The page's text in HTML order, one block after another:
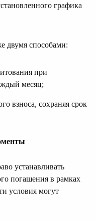
графика
двумя способами:
при
месяц;
взноса, сохраняя срок
устанавливать
погашения в рамках
условия могут